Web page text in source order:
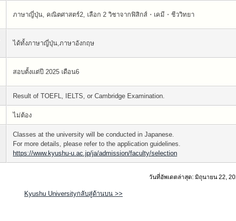
ภาษาญี่ปุ่น, คณิตศาสตร์2, เลือก 2 วิชาจากฟิสิกส์・เคมี・ชีววิทยา
ได้ทั้งภาษาญี่ปุ่น,ภาษาอังกฤษ
สอบตั้งแต่ปี 2025 เดือน6
Result of TOEFL, IELTS, or Cambridge Examination.
ไม่ต้อง
Classes at the university will be conducted in Japanese.
For more details, please refer to the application guidelines.
https://www.kyushu-u.ac.jp/ja/admission/faculty/selection
วันที่อัพเดตล่าสุด: มิถุนายน 22,
Kyushu Universityกลับสู่ด้านบน >>